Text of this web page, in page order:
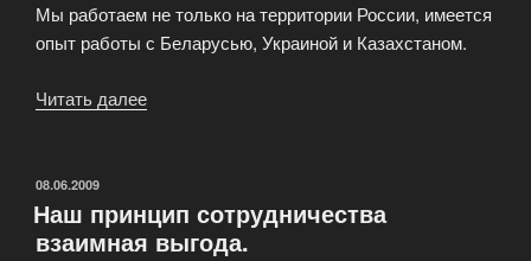
Мы работаем не только на территории России, имеется
опыт работы с Беларусью, Украиной и Казахстаном.
Читать далее
ОПУБЛИКОВАНО
08.06.2009
Наш принцип сотрудничества
взаимная выгода.